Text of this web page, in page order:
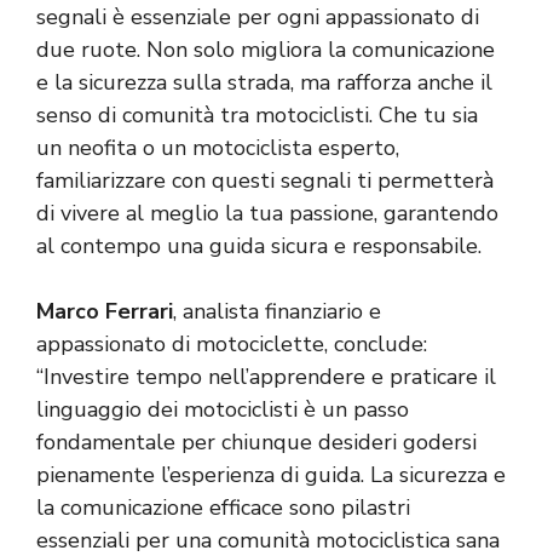
segnali è essenziale per ogni appassionato di
due ruote. Non solo migliora la comunicazione
e la sicurezza sulla strada, ma rafforza anche il
senso di comunità tra motociclisti. Che tu sia
un neofita o un motociclista esperto,
familiarizzare con questi segnali ti permetterà
di vivere al meglio la tua passione, garantendo
al contempo una guida sicura e responsabile.
Marco Ferrari, analista finanziario e
appassionato di motociclette, conclude:
“Investire tempo nell’apprendere e praticare il
linguaggio dei motociclisti è un passo
fondamentale per chiunque desideri godersi
pienamente l’esperienza di guida. La sicurezza e
la comunicazione efficace sono pilastri
essenziali per una comunità motociclistica sana